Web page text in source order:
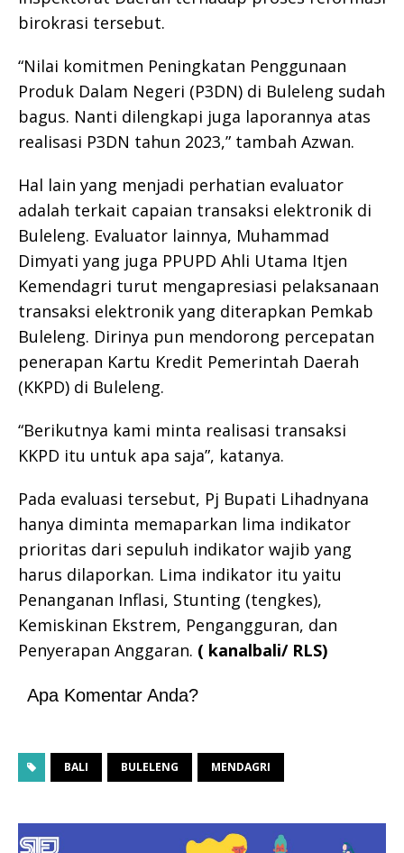
birokrasi tersebut.
“Nilai komitmen Peningkatan Penggunaan
Produk Dalam Negeri (P3DN) di Buleleng sudah
bagus. Nanti dilengkapi juga laporannya atas
realisasi P3DN tahun 2023,” tambah Azwan.
Hal lain yang menjadi perhatian evaluator
adalah terkait capaian transaksi elektronik di
Buleleng. Evaluator lainnya, Muhammad
Dimyati yang juga PPUPD Ahli Utama Itjen
Kemendagri turut mengapresiasi pelaksanaan
transaksi elektronik yang diterapkan Pemkab
Buleleng. Dirinya pun mendorong percepatan
penerapan Kartu Kredit Pemerintah Daerah
(KKPD) di Buleleng.
“Berikutnya kami minta realisasi transaksi
KKPD itu untuk apa saja”, katanya.
Pada evaluasi tersebut, Pj Bupati Lihadnyana
hanya diminta memaparkan lima indikator
prioritas dari sepuluh indikator wajib yang
harus dilaporkan. Lima indikator itu yaitu
Penanganan Inflasi, Stunting (tengkes),
Kemiskinan Ekstrem, Pengangguran, dan
Penyerapan Anggaran. ( kanalbali/ RLS)
Apa Komentar Anda?
BALI BULELENG MENDAGRI